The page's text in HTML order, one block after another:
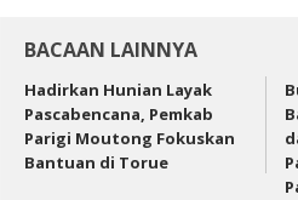
BACAAN LAINNYA
Hadirkan Hunian Layak
Pascabencana, Pemkab
Parigi Moutong Fokuskan
Bantuan di Torue